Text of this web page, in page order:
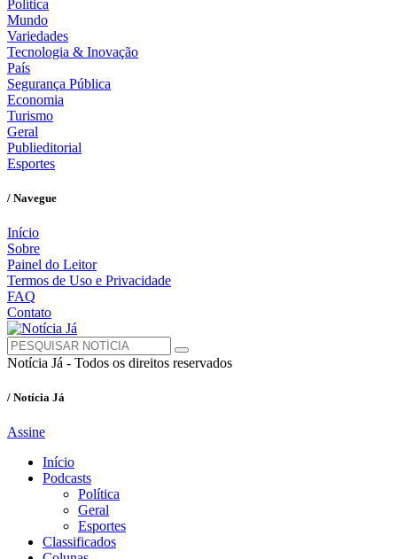
Política
Mundo
Variedades
Tecnologia & Inovação
País
Segurança Pública
Economia
Turismo
Geral
Publieditorial
Esportes
/ Navegue
Início
Sobre
Painel do Leitor
Termos de Uso e Privacidade
FAQ
Contato
Notícia Já - Todos os direitos reservados
/ Notícia Já
Assine
Início
Podcasts
Política
Geral
Esportes
Classificados